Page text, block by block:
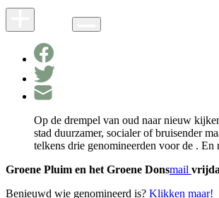
Op de drempel van oud naar nieuw
stad duurzamer, socialer of bruisender
telkens drie genomineerden voor de .
Groene Pluim en het Groene Donsmail
Benieuwd wie genomineerd is? Klikken maar!